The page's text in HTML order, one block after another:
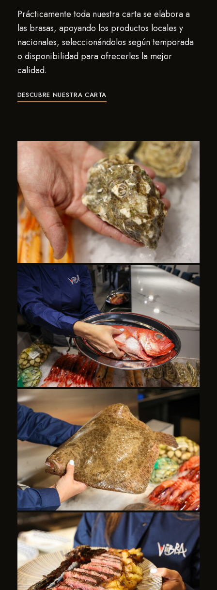
Prácticamente toda nuestra carta se elabora a
las brasas, apoyando los productos locales y
nacionales, seleccionándolos según temporada
o disponibilidad para ofrecerles la mejor
calidad.
DESCUBRE NUESTRA CARTA